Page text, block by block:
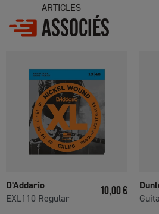
ARTICLES
ASSOCIÉS
D'Addario
EXL110 Regular
Prix
10,00 €